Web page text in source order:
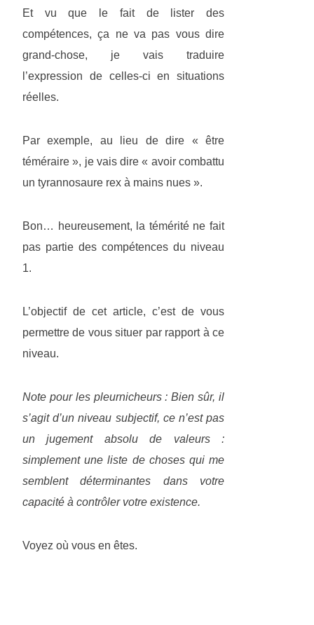
Et vu que le fait de lister des
compétences, ça ne va pas vous dire
grand-chose, je vais traduire
l’expression de celles-ci en situations
réelles.
Par exemple, au lieu de dire « être
téméraire », je vais dire « avoir combattu
un tyrannosaure rex à mains nues ».
Bon… heureusement, la témérité ne fait
pas partie des compétences du niveau
1.
L’objectif de cet article, c’est de vous
permettre de vous situer par rapport à ce
niveau.
Note pour les pleurnicheurs : Bien sûr, il
s’agit d’un niveau subjectif, ce n’est pas
un jugement absolu de valeurs :
simplement une liste de choses qui me
semblent déterminantes dans votre
capacité à contrôler votre existence.
Voyez où vous en êtes.